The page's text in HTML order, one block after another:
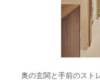
奥の玄関と手前のスト